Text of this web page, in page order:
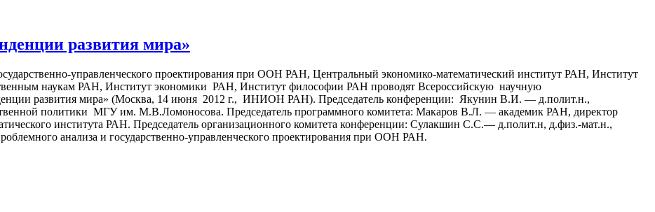
развития мира»
управленческого проектирования при ООН РАН, Центральный экономико-математический институт РАН, Институт
наукам РАН, Институт экономики РАН, Институт философии РАН проводят Всероссийскую научную
развития мира» (Москва, 14 июня 2012 г., ИНИОН РАН). Председатель конференции: Якунин В.И. — д.полит.н.,
политики МГУ им. М.В.Ломоносова. Председатель программного комитета: Макаров В.Л. — академик РАН, директор
института РАН. Председатель организационного комитета конференции: Сулакшин С.С.— д.полит.н, д.физ.-мат.н.,
анализа и государственно-управленческого проектирования при ООН РАН.